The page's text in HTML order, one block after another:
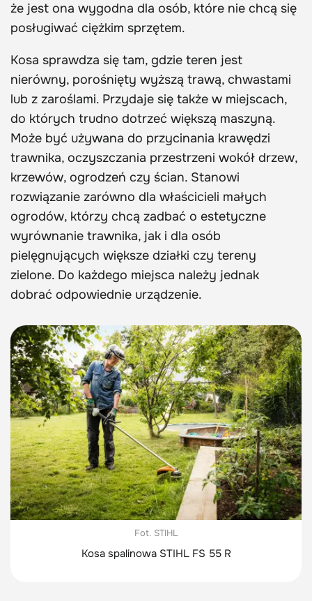
że jest ona wygodna dla osób, które nie chcą się
posługiwać ciężkim sprzętem.
Kosa sprawdza się tam, gdzie teren jest
nierówny, porośnięty wyższą trawą, chwastami
lub z zaroślami. Przydaje się także w miejscach,
do których trudno dotrzeć większą maszyną.
Może być używana do przycinania krawędzi
trawnika, oczyszczania przestrzeni wokół drzew,
krzewów, ogrodzeń czy ścian. Stanowi
rozwiązanie zarówno dla właścicieli małych
ogrodów, którzy chcą zadbać o estetyczne
wyrównanie trawnika, jak i dla osób
pielęgnujących większe działki czy tereny
zielone. Do każdego miejsca należy jednak
dobrać odpowiednie urządzenie.
Fot. STIHL
Kosa spalinowa STIHL FS 55 R